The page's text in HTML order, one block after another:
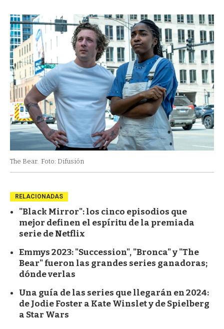
The Bear. Foto: Difusión
RELACIONADAS
"Black Mirror": los cinco episodios que
mejor definen el espíritu de la premiada
serie de Netflix
Emmys 2023: "Succession", "Bronca" y "The
Bear" fueron las grandes series ganadoras;
dónde verlas
Una guía de las series que llegarán en 2024:
de Jodie Foster a Kate Winslet y de Spielberg
a Star Wars